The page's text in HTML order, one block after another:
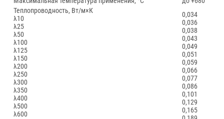
Теплопроводность, Вт/м×К
λ10
λ25
λ50
λ100
λ125
λ150
λ200
λ250
λ300
λ350
λ400
λ500
λ600
0,034
0,036
0,038
0,043
0,049
0,051
0,059
0,066
0,077
0,086
0,101
0,129
0,165